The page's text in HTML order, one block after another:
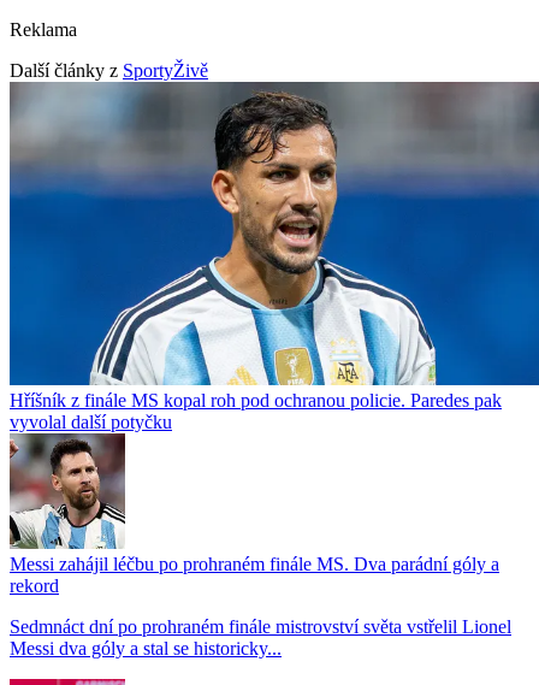
Reklama
Další články z SportyŽivě
Hříšník z finále MS kopal roh pod ochranou policie. Paredes pak
vyvolal další potyčku
Messi zahájil léčbu po prohraném finále MS. Dva parádní góly a
rekord
Sedmnáct dní po prohraném finále mistrovství světa vstřelil Lionel
Messi dva góly a stal se historicky...